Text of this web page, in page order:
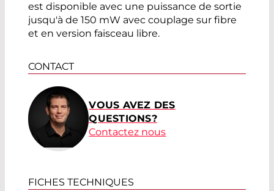
est disponible avec une puissance de sortie
jusqu'à de 150 mW avec couplage sur fibre
et en version faisceau libre.
CONTACT
VOUS AVEZ DES
QUESTIONS?
Contactez nous
FICHES TECHNIQUES